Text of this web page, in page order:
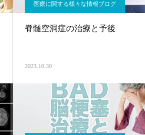
医療に関する様々な情報ブログ
脊髄空洞症の治療と予後
2023.10.30